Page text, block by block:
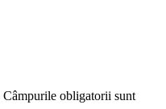
Câmpurile obligatorii sunt